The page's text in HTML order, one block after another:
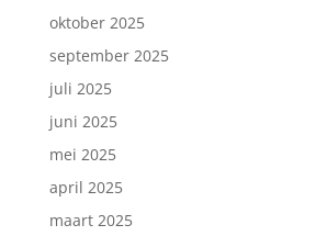
oktober 2025
september 2025
juli 2025
juni 2025
mei 2025
april 2025
maart 2025